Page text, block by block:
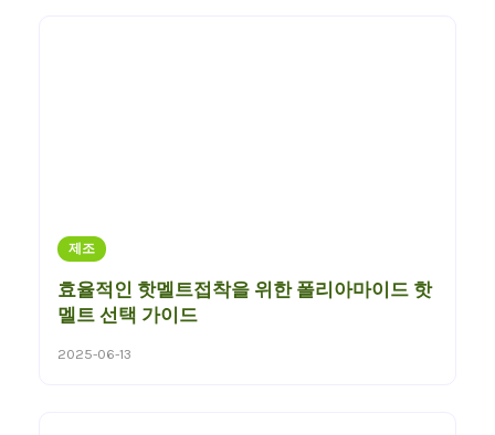
제조
효율적인 핫멜트접착을 위한 폴리아마이드 핫
멜트 선택 가이드
2025-06-13